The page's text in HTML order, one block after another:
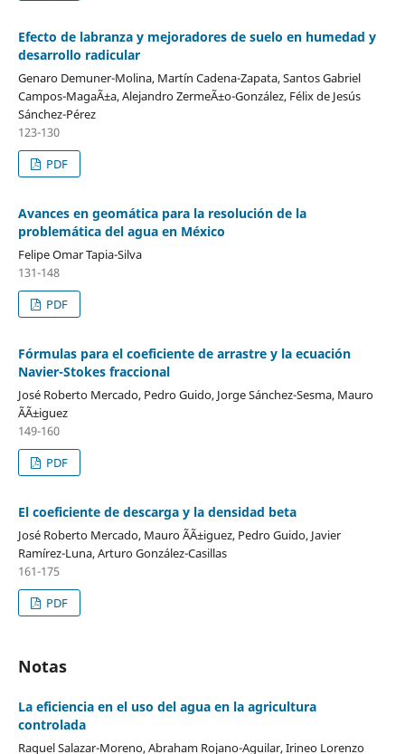
Efecto de labranza y mejoradores de suelo en humedad y
desarrollo radicular
Genaro Demuner-Molina, Martín Cadena-Zapata, Santos Gabriel
Campos-MagaÃ±a, Alejandro ZermeÃ±o-González, Félix de Jesús
Sánchez-Pérez
123-130
PDF
Avances en geomática para la resolución de la
problemática del agua en México
Felipe Omar Tapia-Silva
131-148
PDF
Fórmulas para el coeficiente de arrastre y la ecuación
Navier-Stokes fraccional
José Roberto Mercado, Pedro Guido, Jorge Sánchez-Sesma, Mauro
ÃÃ±iguez
149-160
PDF
El coeficiente de descarga y la densidad beta
José Roberto Mercado, Mauro ÃÃ±iguez, Pedro Guido, Javier
Ramírez-Luna, Arturo González-Casillas
161-175
PDF
Notas
La eficiencia en el uso del agua en la agricultura
controlada
Raquel Salazar-Moreno, Abraham Rojano-Aguilar, Irineo Lorenzo